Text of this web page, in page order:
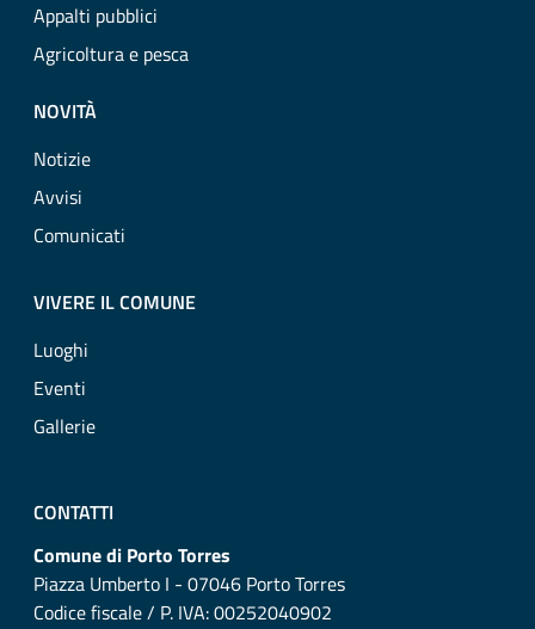
Appalti pubblici
Agricoltura e pesca
NOVITÀ
Notizie
Avvisi
Comunicati
VIVERE IL COMUNE
Luoghi
Eventi
Gallerie
CONTATTI
Comune di Porto Torres
Piazza Umberto I - 07046 Porto Torres
Codice fiscale / P. IVA: 00252040902